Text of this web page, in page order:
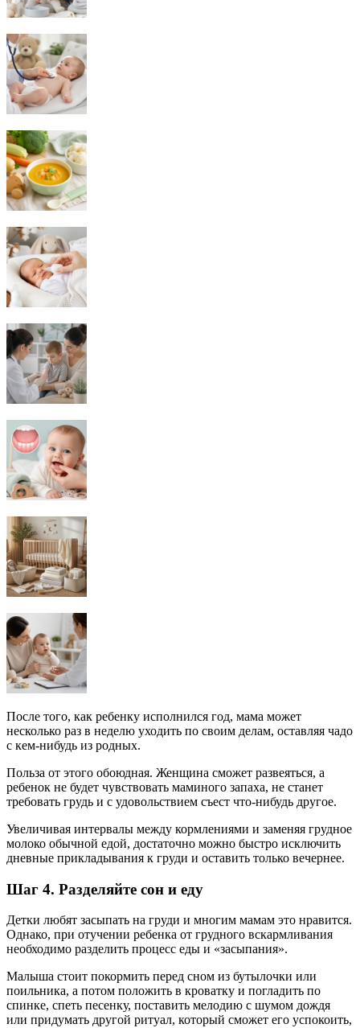
После того, как ребенку исполнился год, мама может
несколько раз в неделю уходить по своим делам, оставляя чадо
с кем-нибудь из родных.
Польза от этого обоюдная. Женщина сможет развеяться, а
ребенок не будет чувствовать маминого запаха, не станет
требовать грудь и с удовольствием съест что-нибудь другое.
Увеличивая интервалы между кормлениями и заменяя грудное
молоко обычной едой, достаточно можно быстро исключить
дневные прикладывания к груди и оставить только вечернее.
Шаг 4. Разделяйте сон и еду
Детки любят засыпать на груди и многим мамам это нравится.
Однако, при отучении ребенка от грудного вскармливания
необходимо разделить процесс еды и «засыпания».
Малыша стоит покормить перед сном из бутылочки или
поильника, а потом положить в кроватку и погладить по
спинке, спеть песенку, поставить мелодию с шумом дождя
или придумать другой ритуал, который сможет его успокоить,